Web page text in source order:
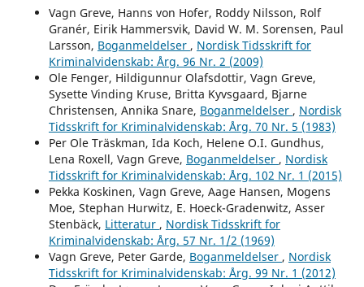
Vagn Greve, Hanns von Hofer, Roddy Nilsson, Rolf
Granér, Eirik Hammersvik, David W. M. Sorensen, Paul
Larsson, Boganmeldelser , Nordisk Tidsskrift for
Kriminalvidenskab: Årg. 96 Nr. 2 (2009)
Ole Fenger, Hildigunnur Olafsdottir, Vagn Greve,
Sysette Vinding Kruse, Britta Kyvsgaard, Bjarne
Christensen, Annika Snare, Boganmeldelser , Nordisk
Tidsskrift for Kriminalvidenskab: Årg. 70 Nr. 5 (1983)
Per Ole Träskman, Ida Koch, Helene O.I. Gundhus,
Lena Roxell, Vagn Greve, Boganmeldelser , Nordisk
Tidsskrift for Kriminalvidenskab: Årg. 102 Nr. 1 (2015)
Pekka Koskinen, Vagn Greve, Aage Hansen, Mogens
Moe, Stephan Hurwitz, E. Hoeck-Gradenwitz, Asser
Stenbäck, Litteratur , Nordisk Tidsskrift for
Kriminalvidenskab: Årg. 57 Nr. 1/2 (1969)
Vagn Greve, Peter Garde, Boganmeldelser , Nordisk
Tidsskrift for Kriminalvidenskab: Årg. 99 Nr. 1 (2012)